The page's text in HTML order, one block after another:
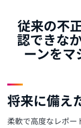
従来の不
認できな
ーンをマ
将来に備え
柔軟で高度なレポー